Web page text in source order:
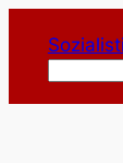
Inhalt
springen